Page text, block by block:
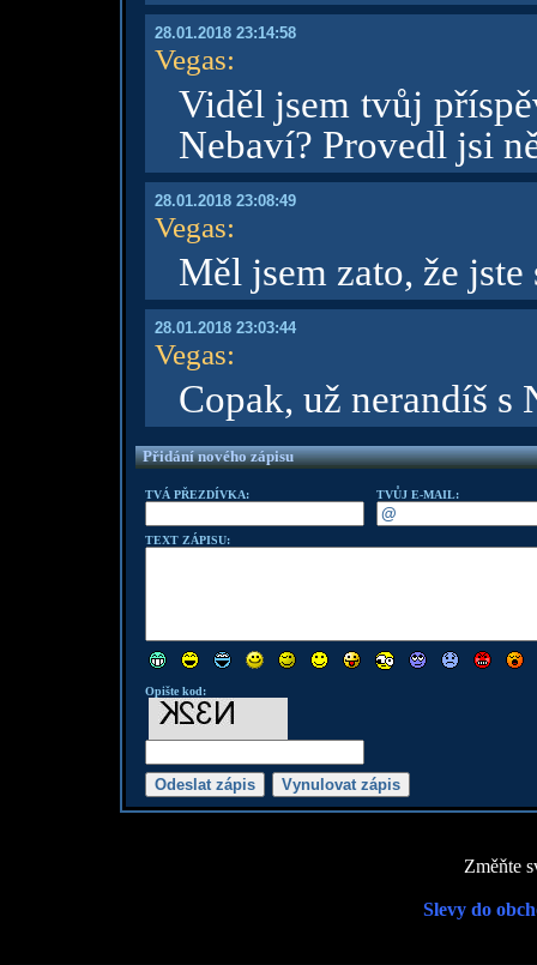
28.01.2018 23:14:58
Vegas:
Viděl jsem tvůj
Nebaví? Provedl jsi
28.01.2018 23:08:49
Vegas:
Měl jsem zato, že
28.01.2018 23:03:44
Vegas:
Copak, už nerandíš s
Přidání nového zápisu
TVÁ PŘEZDÍVKA: TVŮJ E-MAIL:
TEXT ZÁPISU:
Opište kod:
Změňte
Slevy do